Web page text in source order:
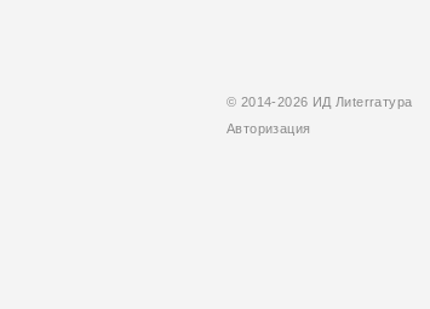
© 2014-2026 ИД Лиterraтура
Авторизация